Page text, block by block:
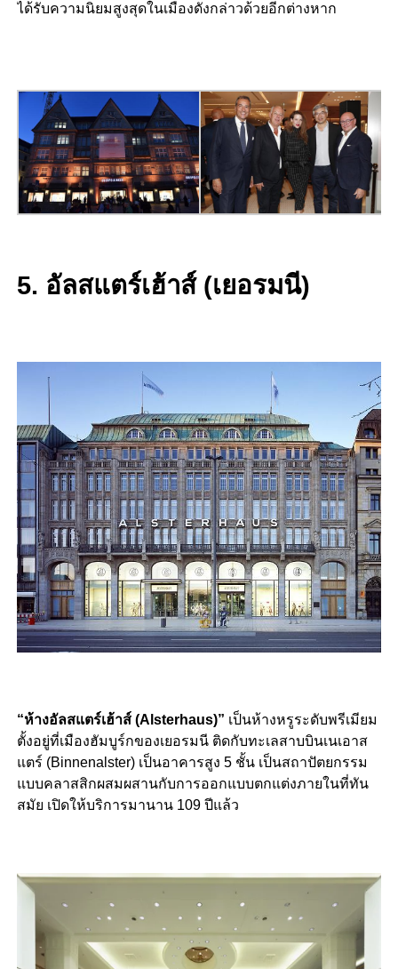
ได้รับความนิยมสูงสุดในเมืองดังกล่าวด้วยอีกต่างหาก
5. อัลสแตร์เฮ้าส์ (เยอรมนี)
“ห้างอัลสแตร์เฮ้าส์ (Alsterhaus)” เป็นห้างหรูระดับพรีเมียม
ตั้งอยู่ที่เมืองฮัมบูร์กของเยอรมนี ติดกับทะเลสาบบินเนเอาส
แตร์ (Binnenalster) เป็นอาคารสูง 5 ชั้น เป็นสถาปัตยกรรม
แบบคลาสสิกผสมผสานกับการออกแบบตกแต่งภายในที่ทัน
สมัย เปิดให้บริการมานาน 109 ปีแล้ว